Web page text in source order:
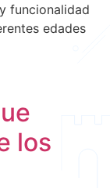
funcionalidad
edades
los